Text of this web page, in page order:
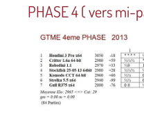
PHASE 4 ( vers mi-